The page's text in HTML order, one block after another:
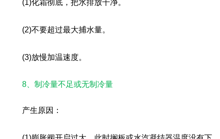
(1)化霜彻底，把水排放干净。
(2)不要超过最大捕水量。
(3)放慢加温速度。
8、制冷量不足或无制冷量
产生原因：